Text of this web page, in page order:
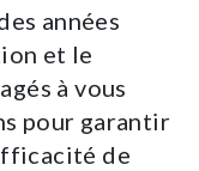
années
et le
à vous
pour garantir
de